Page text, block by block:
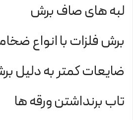
لبه های صاف برش
برش فلزات با انواع
ضایعات کمتر به دلیل
تاب برنداشتن ورقه ها